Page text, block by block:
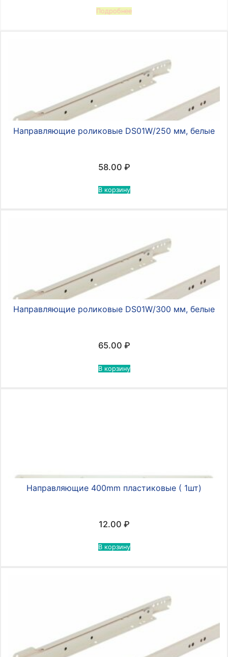
Подробнее
Направляющие роликовые DS01W/250 мм, белые
58.00 ₽
В корзину
Направляющие роликовые DS01W/300 мм, белые
65.00 ₽
В корзину
Направляющие 400mm пластиковые ( 1шт)
12.00 ₽
В корзину